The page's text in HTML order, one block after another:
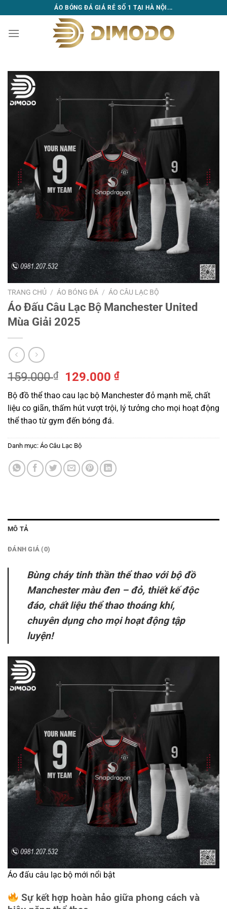
qua
nội
ÁO BÓNG ĐÁ GIÁ RẺ SỐ 1 TẠI HÀ NỘI...
TRANG CHỦ / ÁO BÓNG ĐÁ / ÁO CÂU LẠC BỘ
Áo Đấu Câu Lạc Bộ Manchester United
Mùa Giải 2025
159.000₫
Giá
gốc
là:
159.000 ₫.
129.000₫Giá
hiện
tại
là:
Bộ đồ thể thao cau lạc bộ Manchester đỏ mạnh mẽ, chất
liệu co giãn, thấm hút vượt trội, lý tưởng cho mọi hoạt động
thể thao từ gym đến bóng đá.
Danh mục: Áo Câu Lạc Bộ
MÔ TẢ
ĐÁNH GIÁ (0)
Bùng cháy tinh thần thể thao với bộ đồ
Manchester màu đen – đỏ, thiết kế độc
đáo, chất liệu thể thao thoáng khí,
chuyên dụng cho mọi hoạt động tập
luyện!
Áo đấu câu lạc bộ mới nổi bật
Sự kết hợp hoàn hảo giữa phong cách và